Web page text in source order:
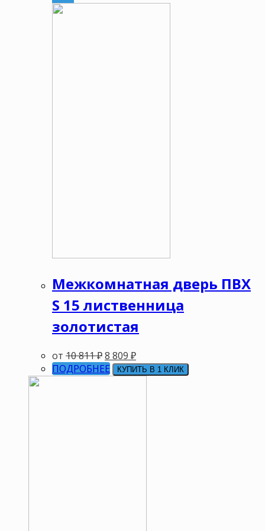
Межкомнатная дверь ПВХ
S 15 лиственница
золотистая
от 10 811₽8 809 ₽
ПОДРОБНЕЕ
КУПИТЬ В 1 КЛИК